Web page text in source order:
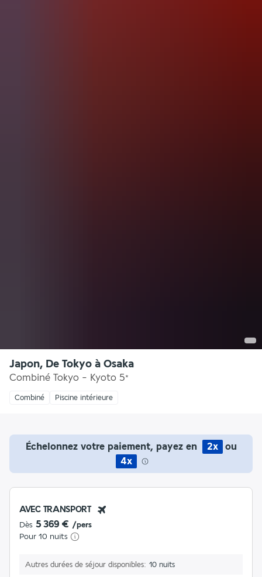
Japon, De Tokyo à Osaka
Combiné Tokyo - Kyoto 5*
Combiné Piscine intérieure
Échelonnez votre paiement, payez en 2x
ou
4x
AVEC TRANSPORT
Dès 5 369 € /pers
Pour 10 nuits
Autres durées de séjour disponibles 10 nuits